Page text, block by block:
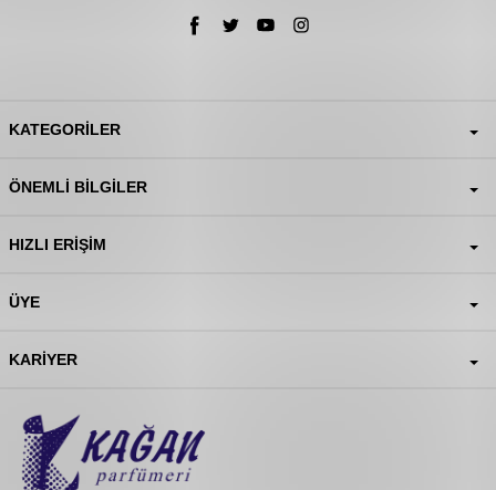
KATEGORILER
ÖNEMLI BILGILER
HIZLI ERIŞIM
ÜYE
KARIYER